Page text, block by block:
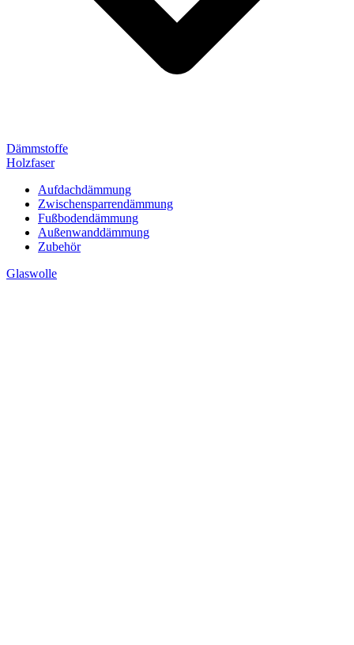
Dämmstoffe
Holzfaser
Aufdachdämmung
Zwischensparrendämmung
Fußbodendämmung
Außenwanddämmung
Zubehör
Glaswolle